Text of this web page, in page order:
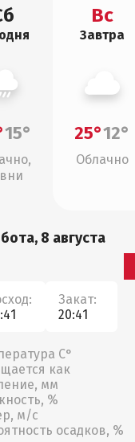
15°
Вс
Завтра
25°12°
Облачно
8 августа
Закат:
20:41
С°
как
мм
%
м/с
осадков, %